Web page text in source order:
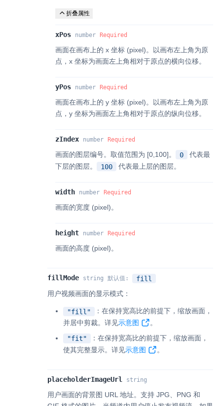
折叠属性
xPos number Required
画面在画布上的 x 坐标 (pixel)。以画布左上角为原
点，x 坐标为画面左上角相对于原点的横向位移。
yPos number Required
画面在画布上的 y 坐标 (pixel)。以画布左上角为原
点，y 坐标为画面左上角相对于原点的纵向位移。
zIndex number Required
画面的图层编号。取值范围为 [0,100]。 0
代表最
下层的图层。
100 代表最上层的图层。
width number Required
画面的宽度 (pixel)。
height number Required
画面的高度 (pixel)。
fillMode string 默认值 :
fill
用户视频画面的显示模式：
"fill"
：在保持宽高比的前提下，缩放画面，
并居中剪裁。详见示意图
。
"fit"
：在保持宽高比的前提下，缩放画面，
使其完整显示。详见示意图 。
placeholderImageUrl string
用户画面的背景图 URL 地址。支持 JPG、PNG 和